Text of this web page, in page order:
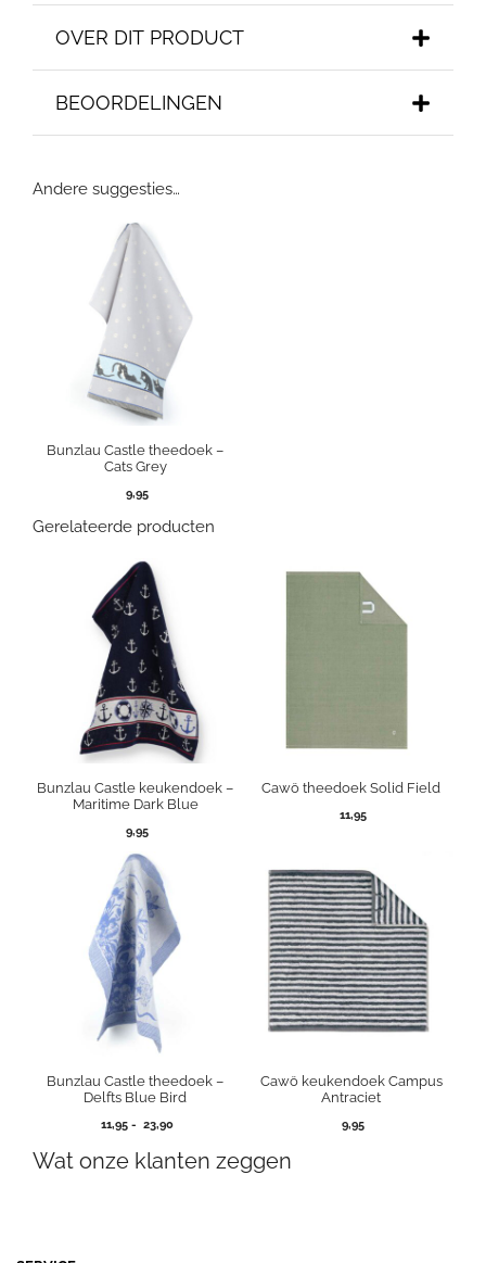
OVER DIT PRODUCT
BEOORDELINGEN
Andere suggesties…
Bunzlau Castle theedoek –
Cats Grey
9,95
Gerelateerde producten
Bunzlau Castle keukendoek –
Maritime Dark Blue
9,95
Cawö theedoek Solid Field
11,95
Bunzlau Castle theedoek –
Delfts Blue Bird
11,95 - 23,90Prijsklasse:
tot
Cawö keukendoek Campus
Antraciet
9,95
Wat onze klanten zeggen